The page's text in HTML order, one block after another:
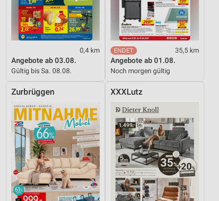
0,4 km
Angebote ab 03.08.
Gültig bis Sa. 08.08.
35,5 km
Angebote ab 01.08.
Noch morgen gültig
Zurbrüggen XXXLutz